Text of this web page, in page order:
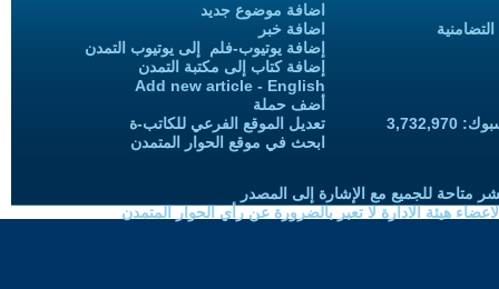
اضافة موضوع جديد
اضافة خبر
إضافة يوتيوب-فلم إلى يوتيوب التمدن
إضافة كتاب إلى مكتبة التمدن
Add new article - English
أضف حملة
تعديل الموقع الفرعي للكاتب-ة
ابحث في موقع الحوار المتمدن
متاحة للجميع مع الإشارة إلى المصدر
هيئة الادارة لا تعبر بالضرورة عن رأي الحوار المتمدن